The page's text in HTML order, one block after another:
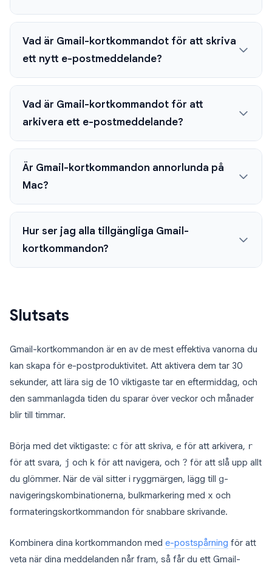
Vad är Gmail-kortkommandot för att skriva
ett nytt e-postmeddelande?
Vad är Gmail-kortkommandot för att
arkivera ett e-postmeddelande?
Är Gmail-kortkommandon annorlunda på
Mac?
Hur ser jag alla tillgängliga Gmail-
kortkommandon?
Slutsats
Gmail-kortkommandon är en av de mest effektiva vanorna du
kan skapa för e-postproduktivitet. Att aktivera dem tar 30
sekunder, att lära sig de 10 viktigaste tar en eftermiddag, och
den sammanlagda tiden du sparar över veckor och månader
blir till timmar.
Börja med det viktigaste: c för att skriva, e för att arkivera, r
för att svara, j och k för att navigera, och ? för att slå upp allt
du glömmer. När de väl sitter i ryggmärgen, lägg till g-
navigeringskombinationerna, bulkmarkering med x och
formateringskortkommandon för snabbare skrivande.
Kombinera dina kortkommandon med e-postspårning för att
veta när dina meddelanden når fram, så får du ett Gmail-